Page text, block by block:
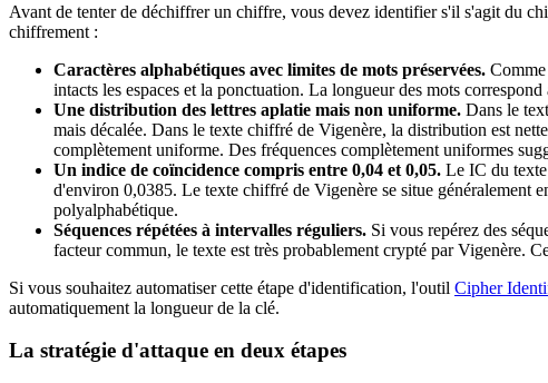
Avant de tenter de déchiffrer un chiffre, vous devez identifier s'il s'agit du
chiffrement :
Caractères alphabétiques avec limites de mots préservées.
intacts les espaces et la ponctuation. La longueur des mots
Une distribution des lettres aplatie mais non uniforme. Dans le
mais décalée. Dans le texte chiffré de Vigenère, la distribution est
complètement uniforme. Des fréquences complètement uniformes
Un indice de coïncidence compris entre 0,04 et 0,05. Le IC du
d'environ 0,0385. Le texte chiffré de Vigenère se situe généralement
polyalphabétique.
Séquences répétées à intervalles réguliers. Si vous repérez des
facteur commun, le texte est très probablement crypté par Vigenère.
Si vous souhaitez automatiser cette étape d'identification, l'outil Cipher
automatiquement la longueur de la clé.
La stratégie d'attaque en deux étapes